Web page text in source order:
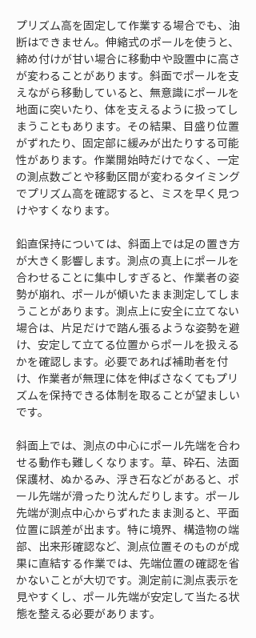
プリズム高を固定して作業する場合でも、油
断はできません。伸縮式のポールを使うと、
締め付けが甘い場合に移動中や設置中に高さ
が変わることがあります。斜面でポールを支
えながら移動していると、無意識にポールを
地面に突いたり、体を支えるように扱ってし
まうこともあります。その結果、目盛り位置
がずれたり、固定部に緩みが出たりする可能
性があります。作業開始時だけでなく、一定
の測点数ごとや移動区間が変わるタイミング
でプリズム高を確認すると、ミスを早く見つ
けやすくなります。
鉛直保持については、斜面上では足の置き方
が大きく影響します。測点の真上にポールを
合わせることに集中しすぎると、作業者の姿
勢が崩れ、ポールが傾いたまま測定してしま
うことがあります。測点上に安全に立てない
場合は、片足だけで踏ん張るような姿勢を避
け、安定して立てる位置からポールを扱える
かを確認します。必要であれば補助者を付
け、作業者が無理に体を伸ばさなくてもプリ
ズムを保持できる体制を取ることが望ましい
です。
斜面上では、測点の中心にポール先端を合わ
せる動作も難しくなります。草、砕石、法面
保護材、ぬかるみ、浮き石などがあると、ポ
ール先端が滑ったり沈んだりします。ポール
先端が測点中心からずれたまま測ると、平面
位置に誤差が出ます。特に境界、構造物の端
部、出来形確認など、測点位置そのものが成
果に直結する作業では、先端位置の確認を省
かないことが大切です。測定前に測点表示を
見やすくし、ポール先端が安定して当たる状
態を整える必要があります。